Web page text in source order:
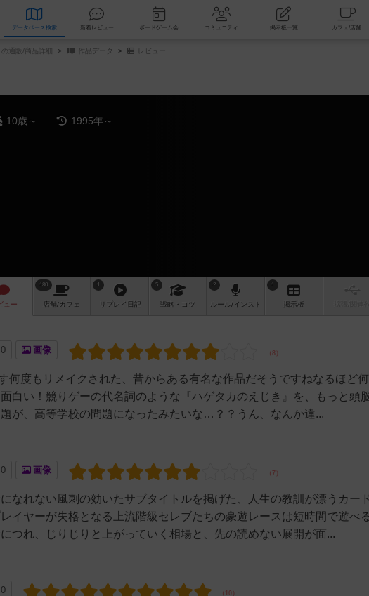
データベース 検索 新着レビュー ボードゲーム会 コミュニティ 掲示板一覧
通販/商品詳細 作品データ レビュー
10歳～ 1995年～
ュー
180
店舗/カフェ
1
リプレイ 日記
5
戦略 ・コツ
2
ルール/インスト
1
掲示板
0 画像
何度もリメイクされた、昔からある有名な作品だそうですねなるほど
白い！競りゲーの代名詞のような『ハゲタカのえじき』を、もっと頭
が、高等学校の問題になったみたいな…？？うん、なんか違...
0 画像
れない風刺の効いたサブタイトルを掲げた、人生の教訓が漂うカー
イヤーが失格となる上流階級セレブたちの豪遊レースは短時間で遊べ
つれ、じりじりと上がっていく相場と、先の読めない展開が面...
0